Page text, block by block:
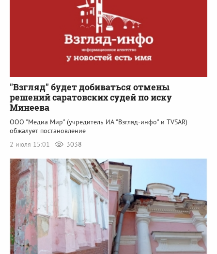
"Взгляд" будет добиваться отмены
решений саратовских судей по иску
Минеева
ООО "Медиа Мир" (учредитель ИА "Взгляд-инфо" и TVSAR)
обжалует постановление
2 июля 15:01
3038